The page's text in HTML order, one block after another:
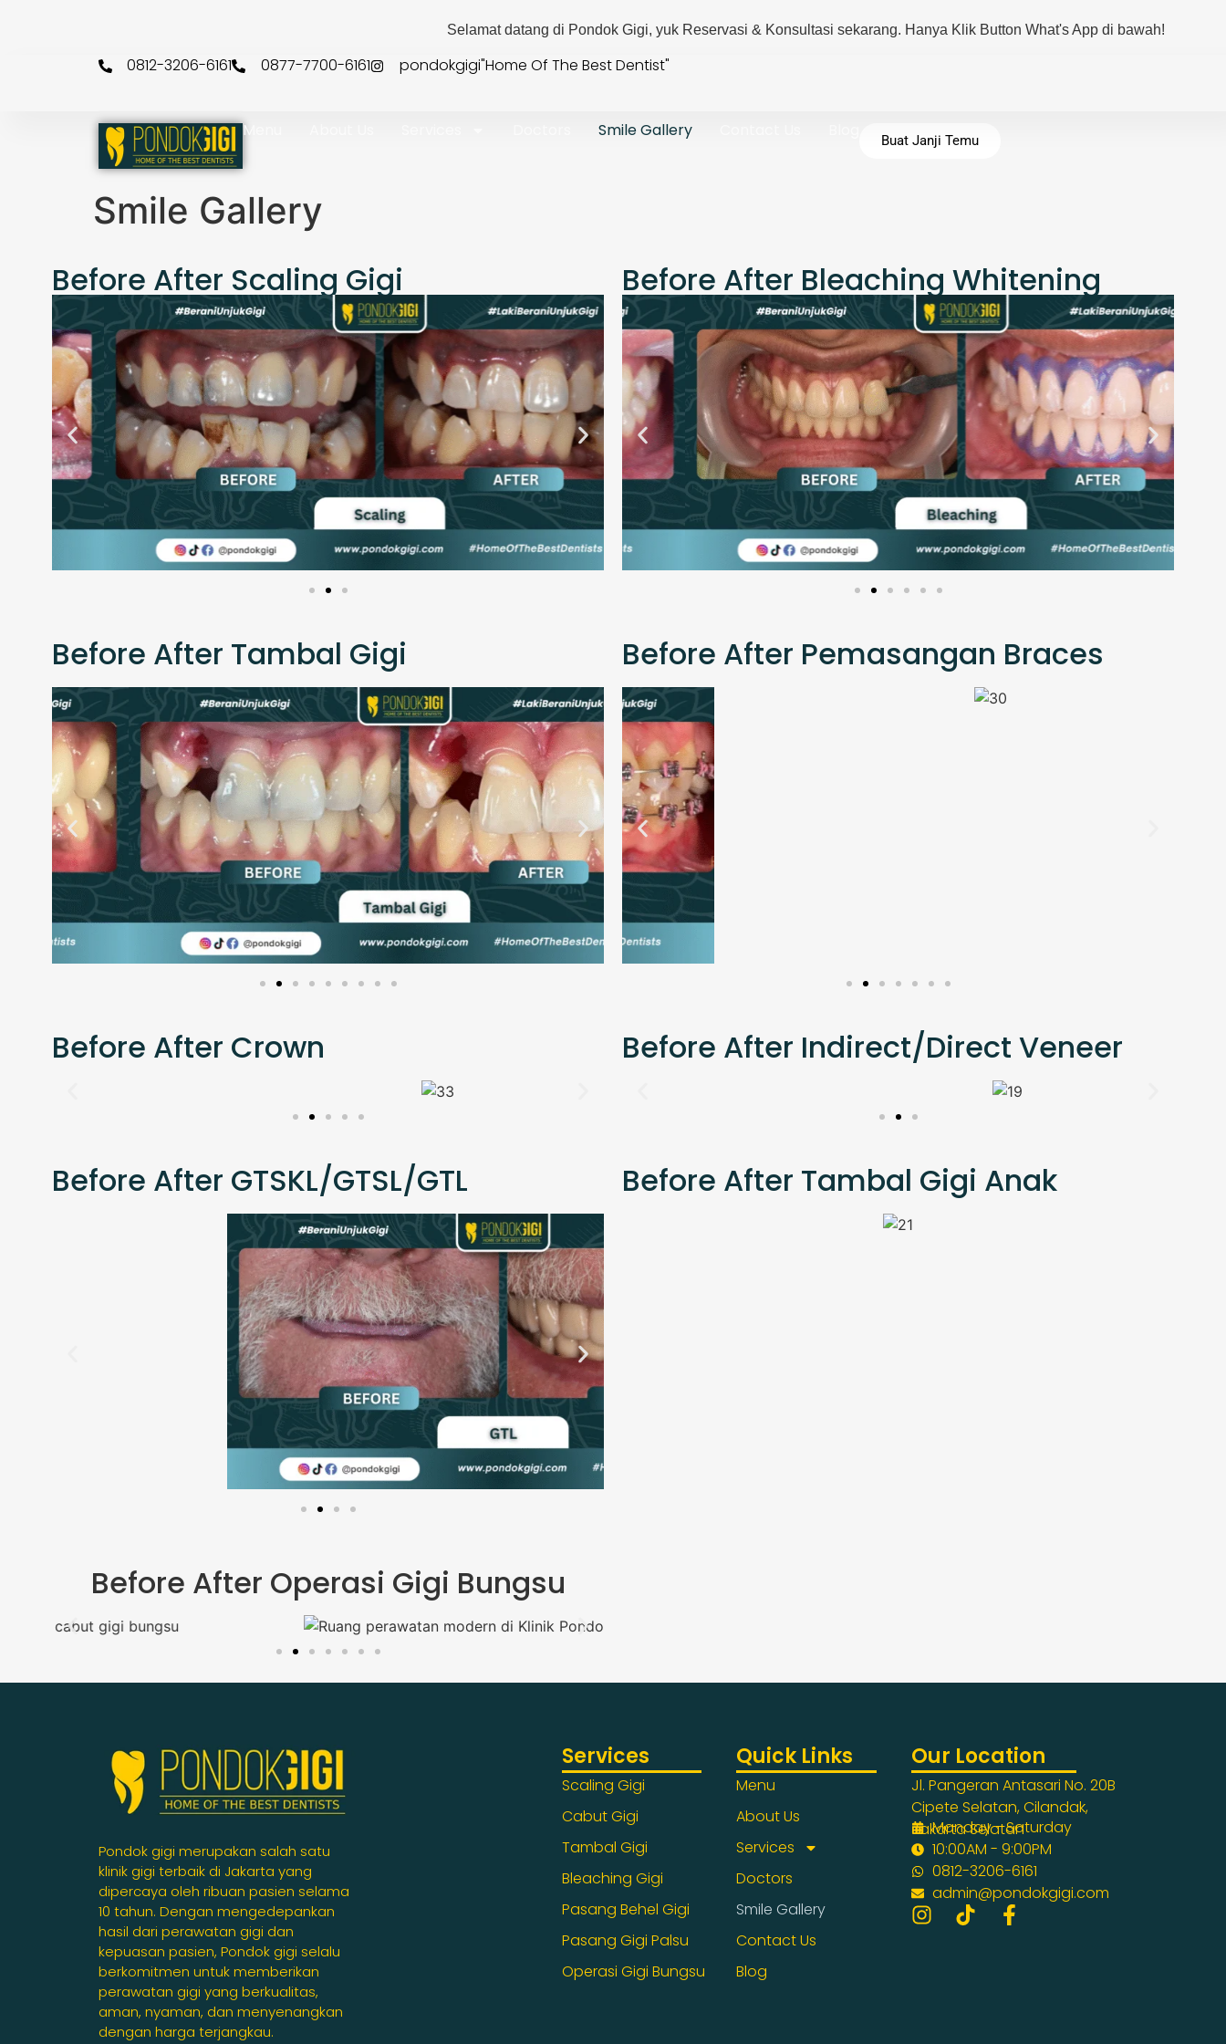
Selamat datang di Pondok Gigi, yuk Reservasi & Konsultasi sekarang. Hanya Klik Button What's App di bawah!
0812-3206-6161 0877-7700-6161 pondokgigi"Home Of The Best Dentist"
Menu Smile Gallery Buat Janji Temu
Smile Gallery
Before After Scaling Gigi Before After Bleaching Whitening
Before After Tambal Gigi Before After Pemasangan Braces
Before After Crown Before After Indirect/Direct Veneer
Before After GTSKL/GTSL/GTL Before After Tambal Gigi Anak
Before After Operasi Gigi Bungsu
Pondok gigi merupakan salah satu
klinik gigi terbaik di Jakarta yang
dipercaya oleh ribuan pasien selama
10 tahun. Dengan mengedepankan
hasil dari perawatan gigi dan
kepuasan pasien, Pondok gigi selalu
berkomitmen untuk memberikan
perawatan gigi yang berkualitas,
aman, nyaman, dan menyenangkan
dengan harga terjangkau.
Services
Scaling Gigi
Cabut Gigi
Tambal Gigi
Bleaching Gigi
Pasang Behel Gigi
Pasang Gigi Palsu
Operasi Gigi Bungsu
Quick Links
Menu
About Us
Services
Doctors
Smile Gallery
Contact Us
Blog
Our Location
Jl. Pangeran Antasari No. 20B
Cipete Selatan, Cilandak,
Jakarta Selatan
Monday - Saturday
10:00AM - 9:00PM
0812-3206-6161
admin@pondokgigi.com